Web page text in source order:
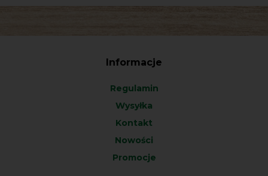
Informacje
Regulamin
Wysyłka
Kontakt
Nowości
Promocje